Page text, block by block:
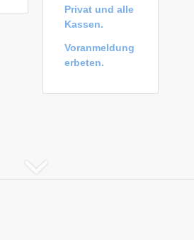
Privat und alle
Kassen.
Voranmeldung
erbeten.